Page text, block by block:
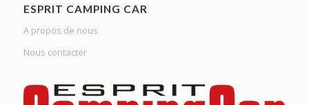
ESPRIT CAMPING CAR
A propos de nous
Nous contacter